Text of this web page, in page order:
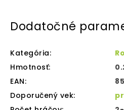
Dodatočné
Kategória:
Hmotnosť:
EAN:
Doporučený vek: